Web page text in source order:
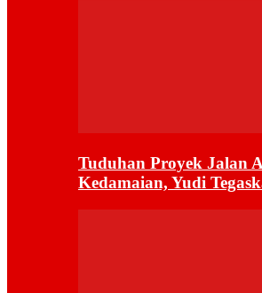
Tuduhan Proyek Jalan
Kedamaian, Yudi